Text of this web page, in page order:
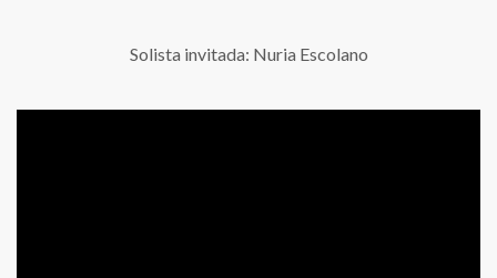
Solista invitada: Nuria Escolano